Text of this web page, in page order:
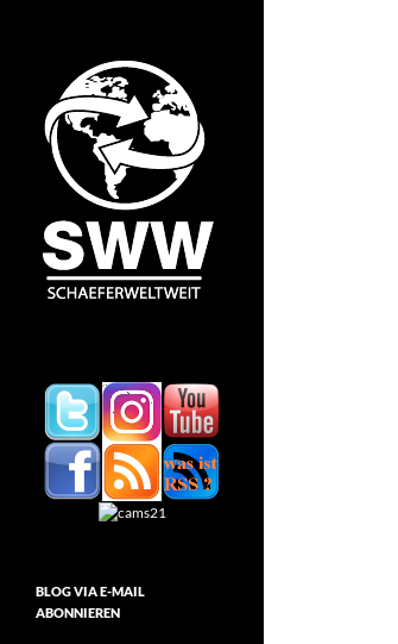
BLOG VIA E-MAIL
ABONNIEREN